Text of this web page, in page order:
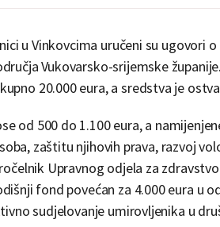
u Vinkovcima uručeni su ugovori
Vukovarsko-srijemske
20.000 eura, a sredstva je
od 500 do 1.100 eura, a
zaštitu njihovih prava, razvoj
Upravnog odjela za
fond povećan za 4.000 eura u
sudjelovanje umirovljenika u